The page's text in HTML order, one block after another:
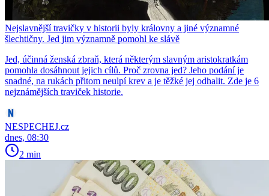
Nejslavnější travičky v historii byly královny a jiné významné
šlechtičny. Jed jim významně pomohl ke slávě
Jed, účinná ženská zbraň, která některým slavným aristokratkám
pomohla dosáhnout jejich cílů. Proč zrovna jed? Jeho podání je
snadné, na rukách přitom neulpí krev a je těžké jej odhalit. Zde je 6
nejznámějších traviček historie.
NESPECHEJ.cz
dnes, 08:30
2 min